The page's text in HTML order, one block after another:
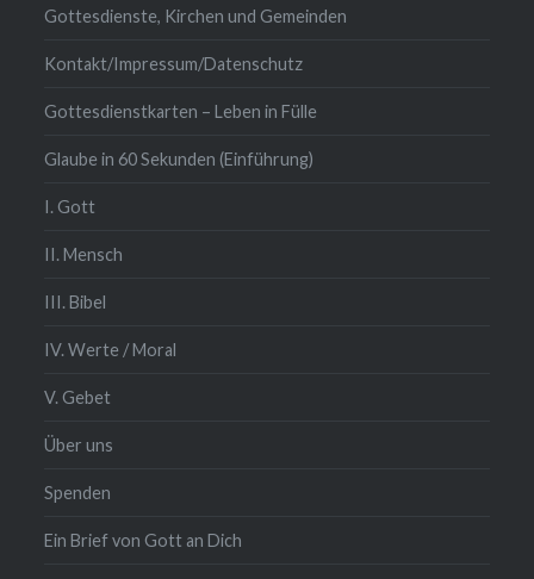
Gottesdienste, Kirchen und Gemeinden
Kontakt/Impressum/Datenschutz
Gottesdienstkarten – Leben in Fülle
Glaube in 60 Sekunden (Einführung)
I. Gott
II. Mensch
III. Bibel
IV. Werte / Moral
V. Gebet
Über uns
Spenden
Ein Brief von Gott an Dich